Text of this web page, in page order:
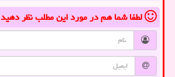
لطفا شما همدر مورد این مطلبنظر دهید